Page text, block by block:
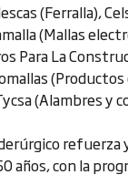
(Ferralla),
(Mallas
Para La
(Alambres y
con la